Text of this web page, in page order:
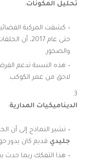
تحليل المكونات:
كشفت المركبة
حتى عام
والصخور.
هذه النسبة تدعم
لاحق من عمر الكوكب.
الديناميكيات المدارية:
تشير النماذج إلى أن
جليدي قديم كان يدور
هذا التفكك ربما حدث